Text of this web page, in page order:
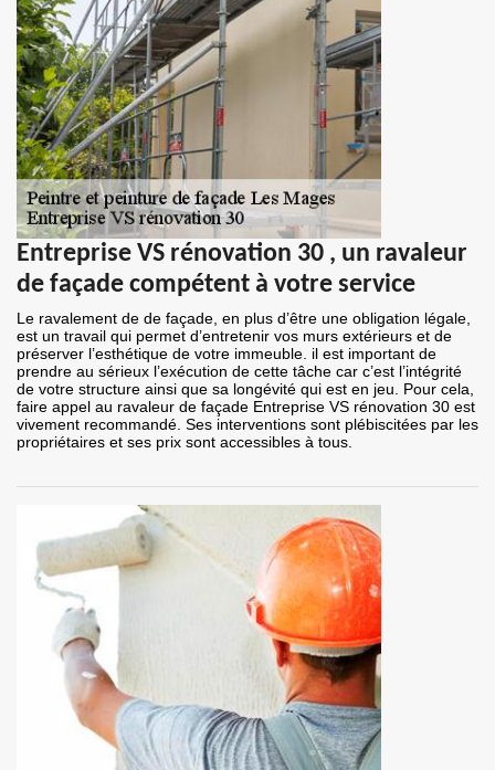
Entreprise VS rénovation 30 , un ravaleur
de façade compétent à votre service
Le ravalement de de façade, en plus d’être une obligation légale,
est un travail qui permet d’entretenir vos murs extérieurs et de
préserver l’esthétique de votre immeuble. il est important de
prendre au sérieux l’exécution de cette tâche car c’est l’intégrité
de votre structure ainsi que sa longévité qui est en jeu. Pour cela,
faire appel au ravaleur de façade Entreprise VS rénovation 30 est
vivement recommandé. Ses interventions sont plébiscitées par les
propriétaires et ses prix sont accessibles à tous.